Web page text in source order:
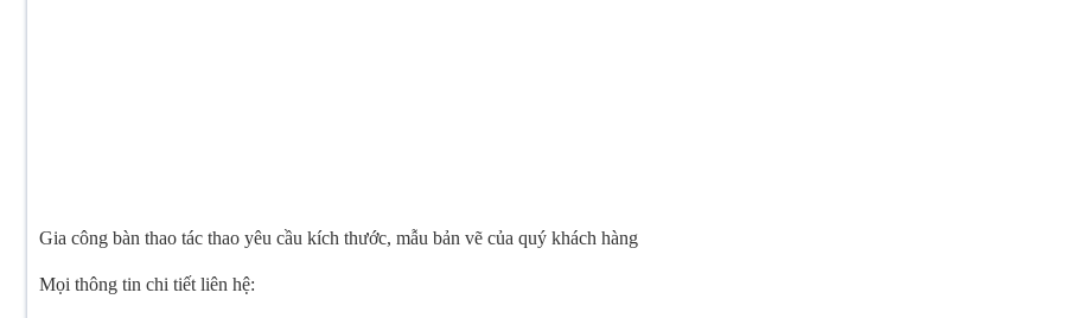
Gia công bàn thao tác thao yêu cầu kích thước, mẫu bản vẽ của quý khách hàng
Mọi thông tin chi tiết liên hệ: